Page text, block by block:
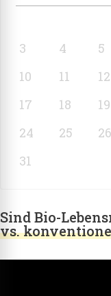
3
4 5
10
11 12
17
18 19
24
25 26
31
Sind Bio-
vs.